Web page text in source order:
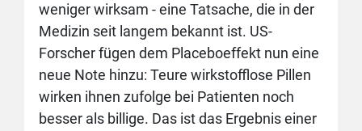
weniger wirksam - eine Tatsache, die in der
Medizin seit langem bekannt ist. US-
Forscher fügen dem Placeboeffekt nun eine
neue Note hinzu: Teure wirkstofflose Pillen
wirken ihnen zufolge bei Patienten noch
besser als billige. Das ist das Ergebnis einer